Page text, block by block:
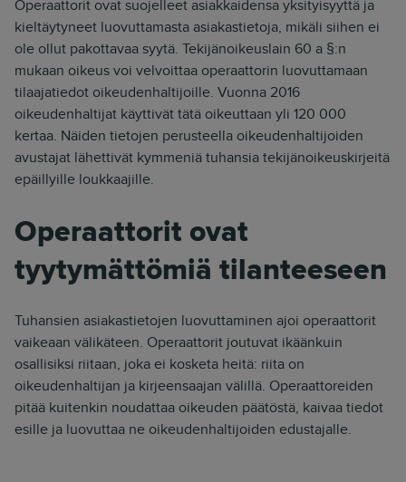
Operaattorit ovat suojelleet asiakkaidensa yksityisyyttä ja
kieltäytyneet luovuttamasta asiakastietoja, mikäli siihen ei
ole ollut pakottavaa syytä. Tekijänoikeuslain 60 a §:n
mukaan oikeus voi velvoittaa operaattorin luovuttamaan
tilaajatiedot oikeudenhaltijoille. Vuonna 2016
oikeudenhaltijat käyttivät tätä oikeuttaan yli 120 000
kertaa. Näiden tietojen perusteella oikeudenhaltijoiden
avustajat lähettivät kymmeniä tuhansia tekijänoikeuskirjeitä
epäillyille loukkaajille.
Operaattorit ovat
tyytymättömiä tilanteeseen
Tuhansien asiakastietojen luovuttaminen ajoi operaattorit
vaikeaan välikäteen. Operaattorit joutuvat ikäänkuin
osallisiksi riitaan, joka ei kosketa heitä: riita on
oikeudenhaltijan ja kirjeensaajan välillä. Operaattoreiden
pitää kuitenkin noudattaa oikeuden päätöstä, kaivaa tiedot
esille ja luovuttaa ne oikeudenhaltijoiden edustajalle.